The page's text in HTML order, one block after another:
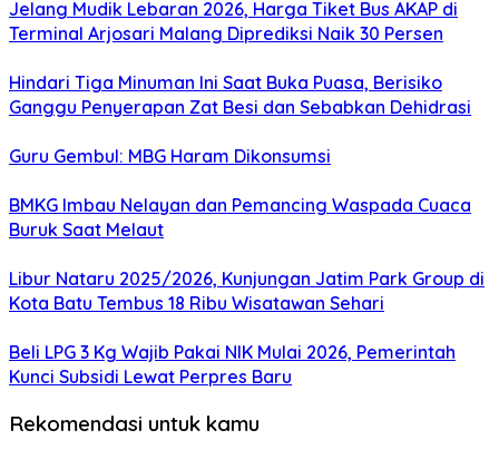
Jelang Mudik Lebaran 2026, Harga Tiket Bus AKAP di
Terminal Arjosari Malang Diprediksi Naik 30 Persen
Hindari Tiga Minuman Ini Saat Buka Puasa, Berisiko
Ganggu Penyerapan Zat Besi dan Sebabkan Dehidrasi
Guru Gembul: MBG Haram Dikonsumsi
BMKG Imbau Nelayan dan Pemancing Waspada Cuaca
Buruk Saat Melaut
Libur Nataru 2025/2026, Kunjungan Jatim Park Group di
Kota Batu Tembus 18 Ribu Wisatawan Sehari
Beli LPG 3 Kg Wajib Pakai NIK Mulai 2026, Pemerintah
Kunci Subsidi Lewat Perpres Baru
Rekomendasi untuk kamu